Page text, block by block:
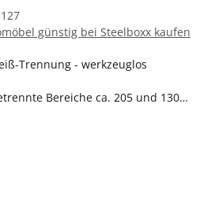
günstig bei Steelboxx kaufen
Trennung - werkzeuglos
Bereiche ca. 205 und 130
mm
pulverbeschichtet
- sofort einsatzbereit